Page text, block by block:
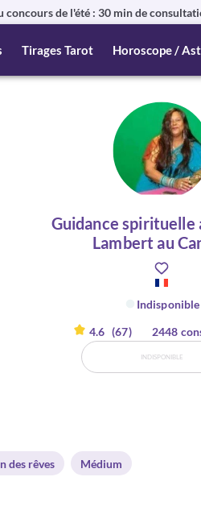
concours de l'été : 30 min de
Tirages Tarot Horoscope /
Guidance spirituelle
Lambert au
Indisponible
4.6 (67) 2448
INDISPONIBLE
des rêves Médium